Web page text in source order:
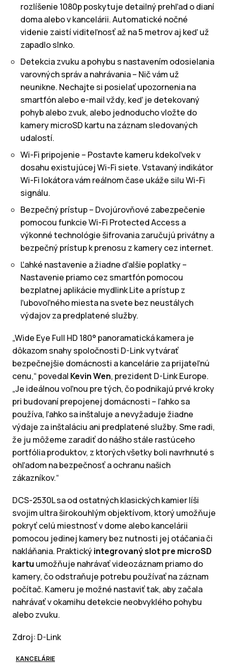
rozlíšenie 1080p poskytuje detailný prehľad o dianí
doma alebo v kancelárii. Automatické nočné
videnie zaistí viditeľnosť až na 5 metrov aj keď už
zapadlo slnko.
Detekcia zvuku a pohybu s nastavením odosielania
varovných správ a nahrávania – Nič vám už
neunikne. Nechajte si posielať upozornenia na
smartfón alebo e-mail vždy, keď je detekovaný
pohyb alebo zvuk, alebo jednoducho vložte do
kamery microSD kartu na záznam sledovaných
udalostí.
Wi-Fi pripojenie – Postavte kameru kdekoľvek v
dosahu existujúcej Wi-Fi siete. Vstavaný indikátor
Wi-Fi lokátora vám reálnom čase ukáže silu Wi-Fi
signálu.
Bezpečný prístup – Dvojúrovňové zabezpečenie
pomocou funkcie Wi-Fi Protected Access a
výkonné technológie šifrovania zaručujú privátny a
bezpečný prístup k prenosu z kamery cez internet.
Ľahké nastavenie a žiadne ďalšie poplatky –
Nastavenie priamo cez smartfón pomocou
bezplatnej aplikácie mydlink Lite a prístup z
ľubovoľného miesta na svete bez neustálych
výdajov za predplatené služby.
„Wide Eye Full HD 180° panoramatická kamera je
dôkazom snahy spoločnosti D-Link vytvárať
bezpečnejšie domácnosti a kancelárie za prijateľnú
cenu,“ povedal Kevin Wen, prezident D-Link Europe.
„Je ideálnou voľnou pre tých, čo podnikajú prvé kroky
pri budovaní prepojenej domácnosti – ľahko sa
používa, ľahko sa inštaluje a nevyžaduje žiadne
výdaje za inštaláciu ani predplatené služby. Sme radi,
že ju môžeme zaradiť do nášho stále rastúceho
portfólia produktov, z ktorých všetky boli navrhnuté s
ohľadom na bezpečnosť a ochranu našich
zákazníkov.“
DCS-2530L sa od ostatných klasických kamier líši
svojim ultra širokouhlým objektívom, ktorý umožňuje
pokryť celú miestnosť v dome alebo kancelárii
pomocou jedinej kamery bez nutnosti jej otáčania či
nakláňania. Praktickýintegrovaný slot pre microSD
kartu umožňuje nahrávať videozáznam priamo do
kamery, čo odstraňuje potrebu používať na záznam
počítač. Kameru je možné nastaviť tak, aby začala
nahrávať v okamihu detekcie neobvyklého pohybu
alebo zvuku.
Zdroj: D-Link
KANCELÁRIE